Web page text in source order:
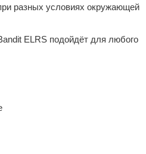
разных условиях окружающей
ELRS подойдёт для любого